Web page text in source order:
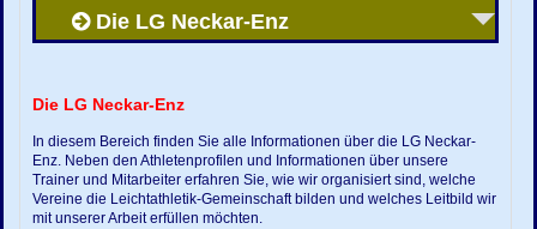
Die LG Neckar-Enz
Die LG Neckar-Enz
In diesem Bereich finden Sie alle Informationen über die LG Neckar-
Enz. Neben den Athletenprofilen und Informationen über unsere
Trainer und Mitarbeiter erfahren Sie, wie wir organisiert sind, welche
Vereine die Leichtathletik-Gemeinschaft bilden und welches Leitbild wir
mit unserer Arbeit erfüllen möchten.